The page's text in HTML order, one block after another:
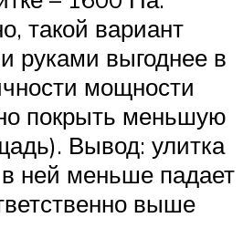
такой вариант
руками выгоднее в
мощности
покрыть меньшую
Вывод: улитка
ней меньше падает
выше